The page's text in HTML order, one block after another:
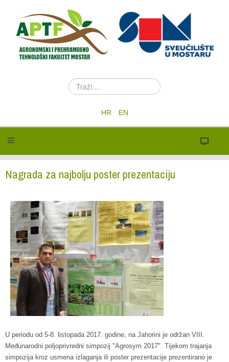
T
r
i
.
HR EN
Nagrada za najbolju poster prezentaciju
U periodu od 5-8. listopada 2017. godine, na Jahorini je održan VIII.
Međunarodni poljoprivredni simpozij "Agrosym 2017". Tijekom trajanja
simpozija kroz usmena izlaganja ili poster prezentacije prezentirano je